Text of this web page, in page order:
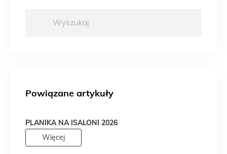
Powiązane artykuły
PLANIKA NA ISALONI 2026
Więcej